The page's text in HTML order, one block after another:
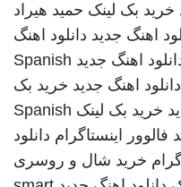
خرید بک لینک حمید هیراد
اهنگ جدید دانلود اهنگ
اهنگ جدید Spanish
دانلود اهنگ جدید خرید بک
خرید بک لینک Spanish
فالوور اینستاگرام دانلود
خرید شال و روسری